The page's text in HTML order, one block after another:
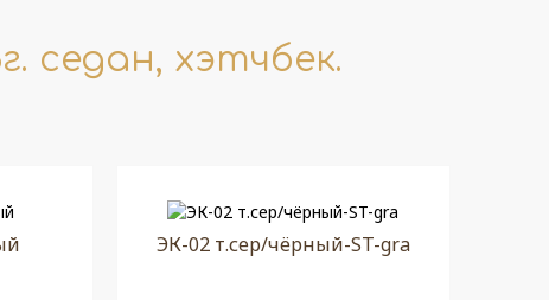
седан, хэтчбек.
ЭК-02 т.сер/чёрный-ST-gra